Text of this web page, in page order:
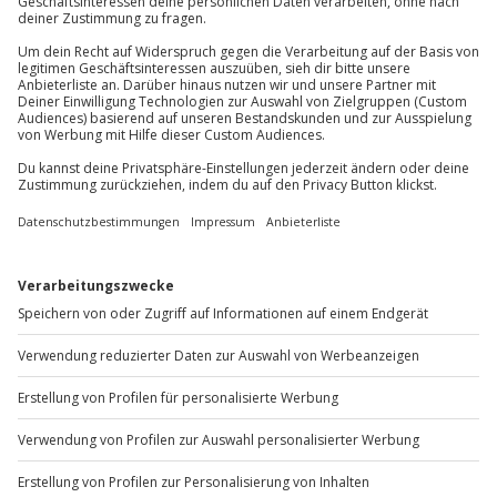
Gruppengröße zwischen 70 und 150 Personen
Hinweis
Alle verfügbaren Termine sind ausschließlich
über die Online Einlösung buchbar
Klassische Abendgarderobe ist erwünscht
Du erreichst uns telefonisch zu folgenden Zeiten,
außer an bundesweiten Feiertagen:
Mo-Fr: 8-20 Uhr | Sa: 10-16 Uhr
Du möchtest als Firma bestellen?
Sichere Dir attraktive Firmenkunden Vorteile.
Mo-Fr: 9-17 Uhr
b2b@jochen-schweizer.de
www.b2b.jochen-schweizer.de/
Artikelnummer:64318